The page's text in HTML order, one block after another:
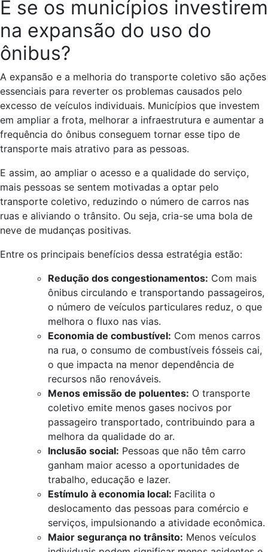
E se os municípios investirem
na expansão do uso do
ônibus?
A expansão e a melhoria do transporte coletivo são ações
essenciais para reverter os problemas causados pelo
excesso de veículos individuais. Municípios que investem
em ampliar a frota, melhorar a infraestrutura e aumentar a
frequência do ônibus conseguem tornar esse tipo de
transporte mais atrativo para as pessoas.
E assim, ao ampliar o acesso e a qualidade do serviço,
mais pessoas se sentem motivadas a optar pelo
transporte coletivo, reduzindo o número de carros nas
ruas e aliviando o trânsito. Ou seja, cria-se uma bola de
neve de mudanças positivas.
Entre os principais benefícios dessa estratégia estão:
Redução dos congestionamentos: Com mais
ônibus circulando e transportando passageiros,
o número de veículos particulares reduz, o que
melhora o fluxo nas vias.
Economia de combustível: Com menos carros
na rua, o consumo de combustíveis fósseis cai,
o que impacta na menor dependência de
recursos não renováveis.
Menos emissão de poluentes: O transporte
coletivo emite menos gases nocivos por
passageiro transportado, contribuindo para a
melhora da qualidade do ar.
Inclusão social: Pessoas que não têm carro
ganham maior acesso a oportunidades de
trabalho, educação e lazer.
Estímulo à economia local: Facilita o
deslocamento das pessoas para comércio e
serviços, impulsionando a atividade econômica.
Maior segurança no trânsito: Menos veículos